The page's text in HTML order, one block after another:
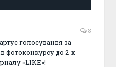
8
голосування за
фотоконкурсу до 2-х
«LIKE»!